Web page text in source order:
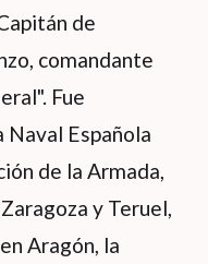
de
comandante
Fue
Naval Española
de la Armada,
y Teruel,
Aragón, la